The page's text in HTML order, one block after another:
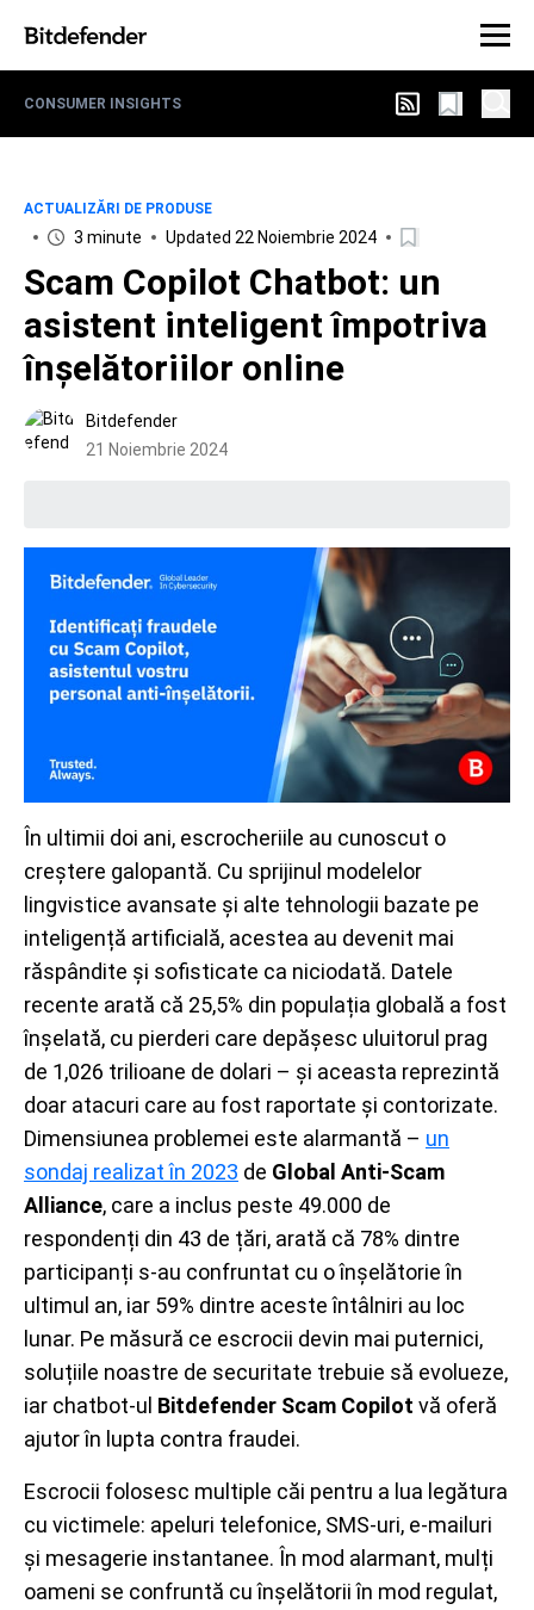
CONSUMER INSIGHTS
ACTUALIZĂRI DE PRODUSE
3 minute Updated 22 Noiembrie 2024
Scam Copilot Chatbot: un
asistent inteligent împotriva
înșelătoriilor online
Bitdefender
21 Noiembrie 2024
În ultimii doi ani, escrocheriile au cunoscut o
creștere galopantă. Cu sprijinul modelelor
lingvistice avansate și alte tehnologii bazate pe
inteligență artificială, acestea au devenit mai
răspândite și sofisticate ca niciodată. Datele
recente arată că 25,5% din populația globală a fost
înșelată, cu pierderi care depășesc uluitorul prag
de 1,026 trilioane de dolari – și aceasta reprezintă
doar atacuri care au fost raportate și contorizate.
Dimensiunea problemei este alarmantă – un
sondaj realizat în 2023 de Global Anti-Scam
Alliance, care a inclus peste 49.000 de
respondenți din 43 de țări, arată că 78% dintre
participanți s-au confruntat cu o înșelătorie în
ultimul an, iar 59% dintre aceste întâlniri au loc
lunar. Pe măsură ce escrocii devin mai puternici,
soluțiile noastre de securitate trebuie să evolueze,
iar chatbot-ul Bitdefender Scam Copilot vă oferă
ajutor în lupta contra fraudei.
Escrocii folosesc multiple căi pentru a lua legătura
cu victimele: apeluri telefonice, SMS-uri, e-mailuri
și mesagerie instantanee. În mod alarmant, mulți
oameni se confruntă cu înșelătorii în mod regulat,